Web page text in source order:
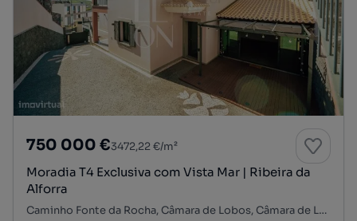
750 000 €3472,22 €/m²
Moradia T4 Exclusiva com Vista Mar | Ribeira da
Alforra
Caminho Fonte da Rocha, Câmara de Lobos, Câmara de Lobos, Ilha da Madeira